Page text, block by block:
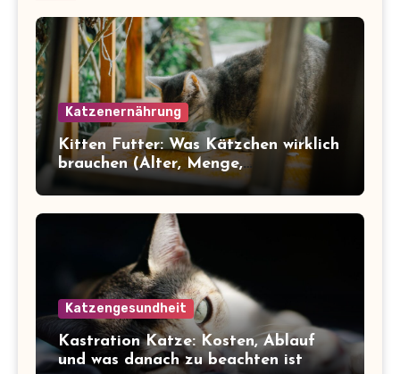
Katzenernährung
Kitten Futter: Was Kätzchen wirklich
brauchen (Alter, Menge,
Inhaltsstoffe)
Katzengesundheit
Kastration Katze: Kosten, Ablauf
und was danach zu beachten ist